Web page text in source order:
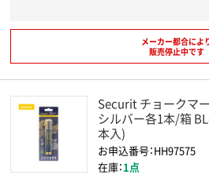
メーカー都合によ
販売停止中です
Securit チョークマ
シルバー各1本/箱
本入)
お申込番号：HH97575
在庫：1点